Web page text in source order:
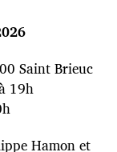
Saint Brieuc
19h
Hamon et